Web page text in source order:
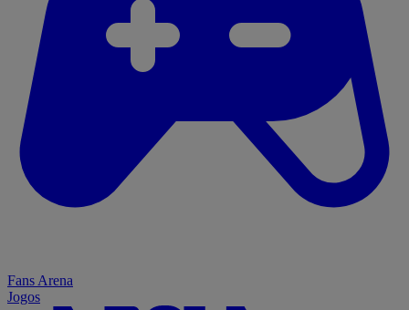
Fans Arena
Jogos